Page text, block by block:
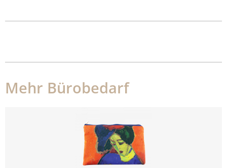
Mehr Bürobedarf